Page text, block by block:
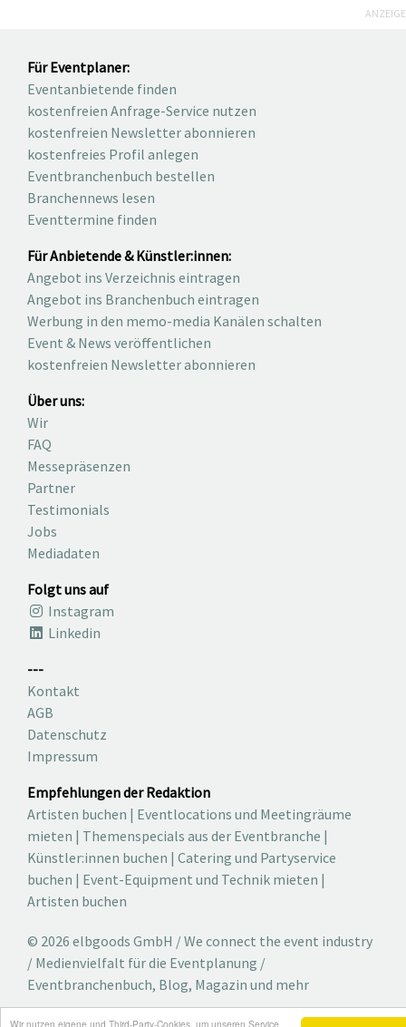
Wir nutzen eigene und Third-Party-Cookies, um unseren Service
ANZEIGE
Für Eventplaner:
Eventanbietende finden
kostenfreien Anfrage-Service nutzen
kostenfreien Newsletter abonnieren
kostenfreies Profil anlegen
Eventbranchenbuch bestellen
Branchennews lesen
Eventtermine finden
Für Anbietende & Künstler:innen:
Angebot ins Verzeichnis eintragen
Angebot ins Branchenbuch eintragen
Werbung in den memo-media Kanälen schalten
Event & News veröffentlichen
kostenfreien Newsletter abonnieren
Über uns:
Wir
FAQ
Messepräsenzen
Partner
Testimonials
Jobs
Mediadaten
Folgt uns auf
Instagram
Linkedin
---
Kontakt
AGB
Datenschutz
Impressum
Empfehlungen der Redaktion
Artisten buchen | Eventlocations und Meetingräume
mieten | Themenspecials aus der Eventbranche |
Künstler:innen buchen | Catering und Partyservice
buchen | Event-Equipment und Technik mieten |
Artisten buchen
© 2026 elbgoods GmbH / We connect the event industry
/ Medienvielfalt für die Eventplanung /
Eventbranchenbuch, Blog, Magazin und mehr